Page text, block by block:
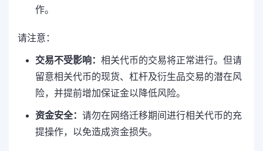
作。
请注意：
交易不受影响： 相关代币的交易将正常进行。但请
留意相关代币的现货、杠杆及衍生品交易的潜在风
险，并提前增加保证金以降低风险。
资金安全： 请勿在网络迁移期间进行相关代币的充
提操作，以免造成资金损失。